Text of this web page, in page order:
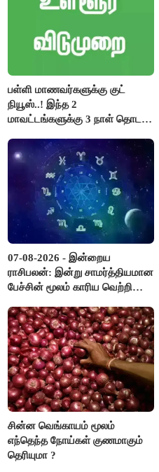
பள்ளி மாணவர்களுக்கு குட்
நியூஸ்..! இந்த 2
மாவட்டங்களுக்கு 3 நாள் தொடர்
07-08-2026 - இன்றைய
ராசிபலன்: இன்று சாமர்த்தியமான
பேச்சின் மூலம் காரிய வெற்றி
பொறுப்புகளை ஒப்படைப்பதில்
கவனம் தேவை..!
சின்ன வெங்காயம் மூலம்
எந்தெந்த நோய்கள் குணமாகும்
தெரியுமா ?